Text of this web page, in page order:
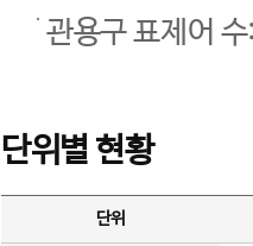
관용구 표제어
단위별 현황
단위